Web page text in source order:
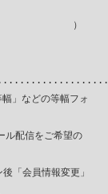
　　　　　　）
」などの等幅フォ
ル配信をご希望の
「会員情報変更」